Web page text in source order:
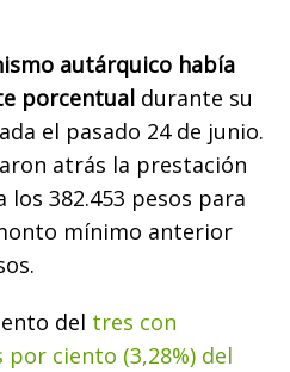
autárquico había
porcentual durante su
el pasado 24 de junio.
atrás la prestación
los 382.453 pesos para
mínimo anterior
del tres con
ciento (3,28%) del